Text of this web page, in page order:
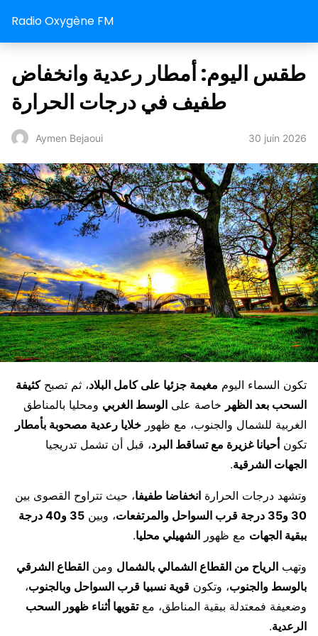
Radio Oxygène FM
طقس اليوم: أمطار رعدية وانخفاض
طفيف في درجات الحرارة
Aymen Bejaoui 30 juin 2026
تكون السماء اليوم مغيمة جزئيا على كامل البلاد، ثم تصبحكثيفة
السحب بعد الظهر خاصة على الوسط الغربي ومحليا بالمناطق
الغربية للشمال والجنوب، مع ظهور خلايا رعدية مصحوبة بأمطار
تكون أحيانا غزيرة مع تساقط البرد، قبل أن تشمل تدريجيا
الجهات الشرقية.
وتشهد درجات الحرارة انخفاضا طفيفا، حيث تتراوح القصوى بين
30 و35 درجة قرب السواحل والمرتفعات
، وبين
35 و40 درجة
ببقية الجهات مع ظهور الشهيلي محليا.
وتهب الرياح من القطاع الشمالي بالشمال ومن القطاع الشرقي
بالوسط والجنوب، وتكون قوية نسبيا قرب السواحل وبالجنوب،
وضعيفة فمعتدلة ببقية المناطق، معتقويها أثناء ظهور السحب
الرعدية.